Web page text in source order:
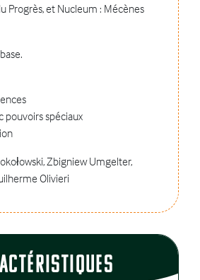
Progrès, et Nucleum : Mécènes
pouvoirs spéciaux
Zbigniew Umgelter,
Olivieri